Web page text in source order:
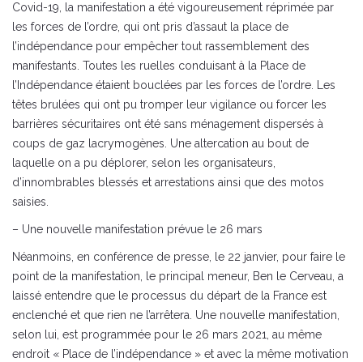
Covid-19, la manifestation a été vigoureusement réprimée par
les forces de l’ordre, qui ont pris d’assaut la place de
l’indépendance pour empêcher tout rassemblement des
manifestants. Toutes les ruelles conduisant à la Place de
l’Indépendance étaient bouclées par les forces de l’ordre. Les
têtes brulées qui ont pu tromper leur vigilance ou forcer les
barrières sécuritaires ont été sans ménagement dispersés à
coups de gaz lacrymogènes. Une altercation au bout de
laquelle on a pu déplorer, selon les organisateurs,
d’innombrables blessés et arrestations ainsi que des motos
saisies.
– Une nouvelle manifestation prévue le 26 mars
Néanmoins, en conférence de presse, le 22 janvier, pour faire le
point de la manifestation, le principal meneur, Ben le Cerveau, a
laissé entendre que le processus du départ de la France est
enclenché et que rien ne l’arrêtera. Une nouvelle manifestation,
selon lui, est programmée pour le 26 mars 2021, au même
endroit « Place de l’indépendance » et avec la même motivation